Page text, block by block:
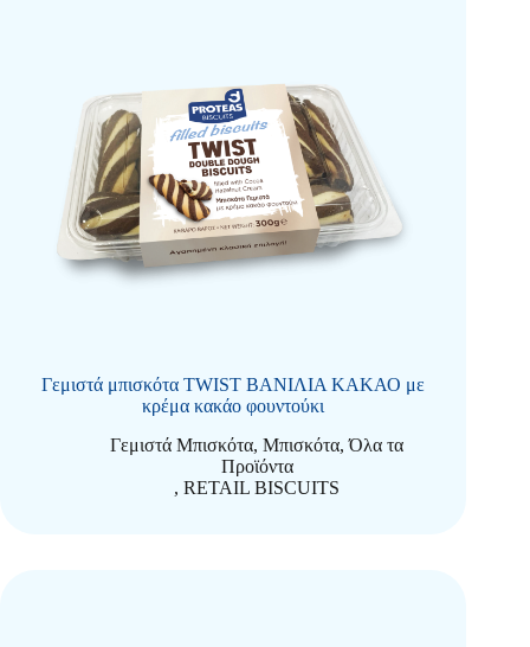
Γεμιστά μπισκότα TWIST ΒΑΝΙΛΙΑ ΚΑΚΑΟ με
κρέμα κακάο φουντούκι
Γεμιστά Μπισκότα,Μπισκότα,Όλα τα
Προϊόντα
, RETAIL BISCUITS